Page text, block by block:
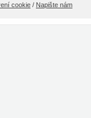
cookie / Napište nám